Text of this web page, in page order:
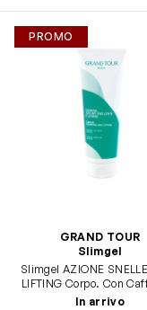
PROMO
GRAND TOUR
Slimgel
Slimgel AZIONE
LIFTING Corpo. Con
Thé Verde
In arrivo